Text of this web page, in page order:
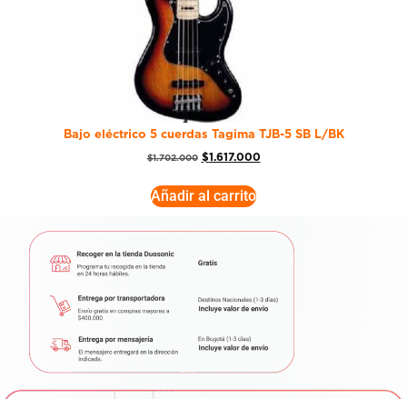
Bajo eléctrico 5 cuerdas Tagima TJB-5 SB L/BK
$1.702.000 $1.617.000
Añadir al carrito